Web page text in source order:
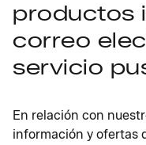
productos
correo
servicio
En relación con
información y ofertas